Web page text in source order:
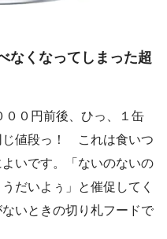
なくなってしまった超
００円前後、ひっ、１缶
じ値段っ！ これは食いつ
いです。「ないのないの
だいよぅ」と催促してく
いときの切り札フードで